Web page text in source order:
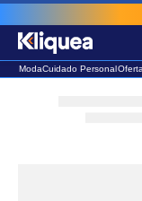
ModaCuidado Personal